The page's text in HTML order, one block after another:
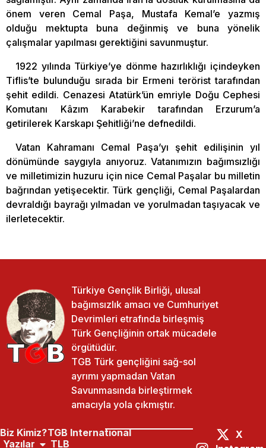
önem veren Cemal Paşa, Mustafa Kemal’e yazmış
olduğu mektupta buna değinmiş ve buna yönelik
çalışmalar yapılması gerektiğini savunmuştur.
1922 yılında Türkiye’ye dönme hazırlıklığı içindeyken
Tiflis’te bulunduğu sırada bir Ermeni terörist tarafından
şehit edildi. Cenazesi Atatürk’ün emriyle Doğu Cephesi
Komutanı Kâzım Karabekir tarafından Erzurum’a
getirilerek Karskapı Şehitliği’ne defnedildi.
Vatan Kahramanı Cemal Paşa’yı şehit edilişinin yıl
dönümünde saygıyla anıyoruz. Vatanımızın bağımsızlığı
ve milletimizin huzuru için nice Cemal Paşalar bu milletin
bağrından yetişecektir. Türk gençliği, Cemal Paşalardan
devraldığı bayrağı yılmadan ve yorulmadan taşıyacak ve
ilerletecektir.
Türkiye Gençlik Birliği, ulusal
bağımsızlık amacı ve Cumhuriyet
Devrimleri etrafında birleşmiş
Türk Gençliğinin ortak mücadele
örgütüdür.
TGB Türk gençliğini sağ-sol
ayrımı yapmadan Vatan
Savunmasında birleştirmek
amacıyla yola çıkmıştır.
Biz Kimiz?
Yazılar
TGB International
TLB
X